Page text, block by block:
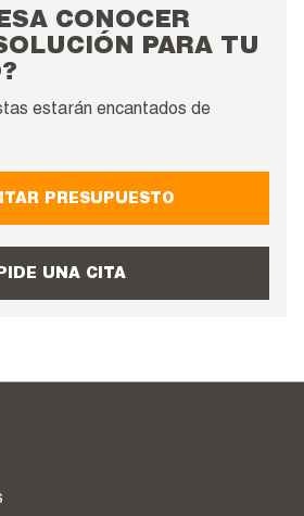
CONOCER
PARA TU
estarán encantados de
PRESUPUESTO
UNA CITA